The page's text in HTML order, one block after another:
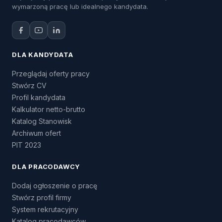
wymarzoną pracę lub idealnego kandydata.
DLA KANDYDATA
Przeglądaj oferty pracy
Stwórz CV
Profil kandydata
Kalkulator netto-brutto
Katalog Stanowisk
Archiwum ofert
PIT 2023
DLA PRACODAWCY
Dodaj ogłoszenie o pracę
Stwórz profil firmy
System rekrutacyjny